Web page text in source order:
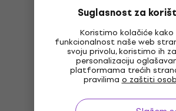
Suglasnost za
Koristimo kolačiće
funkcionalnost naše web
svoju privolu, koristimo ih
personalizaciju
platformama trećih
pravilima o zaštiti